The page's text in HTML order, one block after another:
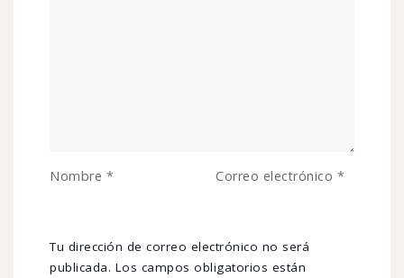
Tu dirección de correo electrónico no será
publicada. Los campos obligatorios están
Nombre * Correo electrónico *